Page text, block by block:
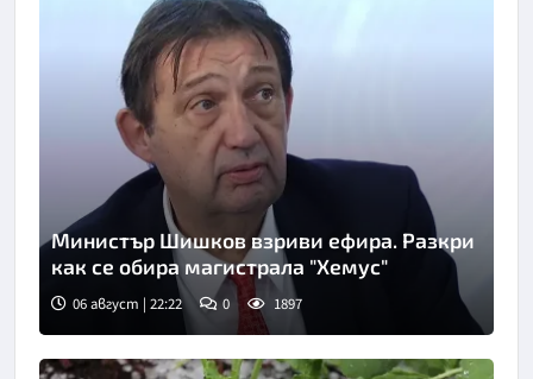
Снимка: БТА
Министър Шишков взриви ефира. Разкри
как се обира магистрала "Хемус"
06 август | 22:22 0 1897